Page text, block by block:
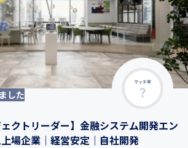
マッチ率
した
ェクトリーダー】金融システム開発エン
場企業｜経営安定｜自社開発